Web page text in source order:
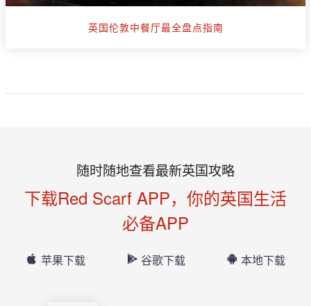
英国伦敦中餐厅最全盘点指南
随时随地查看最新英国攻略
下载Red Scarf APP，你的英国生活
必备APP
苹果下载 谷歌下载 本地下载